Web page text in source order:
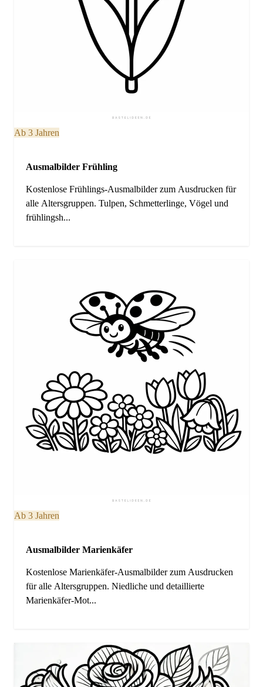
Ab 3 Jahren
Ausmalbilder Frühling
Kostenlose Frühlings-Ausmalbilder zum Ausdrucken für
alle Altersgruppen. Tulpen, Schmetterlinge, Vögel und
frühlingsh...
Ab 3 Jahren
Ausmalbilder Marienkäfer
Kostenlose Marienkäfer-Ausmalbilder zum Ausdrucken
für alle Altersgruppen. Niedliche und detaillierte
Marienkäfer-Mot...